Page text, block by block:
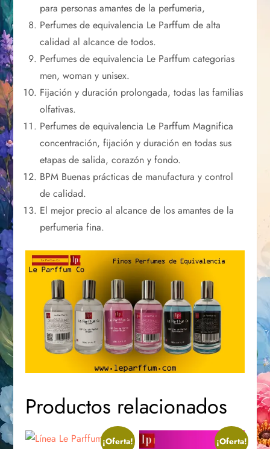
para personas amantes de la perfumeria,
Perfumes de equivalencia Le Parffum de alta
calidad al alcance de todos.
Perfumes de equivalencia Le Parffum categorias
men, woman y unisex.
Fijación y duración prolongada, todas las familias
olfativas.
Perfumes de equivalencia Le Parffum Magnifica
concentración, fijación y duración en todas sus
etapas de salida, corazón y fondo.
BPM Buenas prácticas de manufactura y control
de calidad.
El mejor precio al alcance de los amantes de la
perfumeria fina.
Productos relacionados
¡Oferta! ¡Oferta!